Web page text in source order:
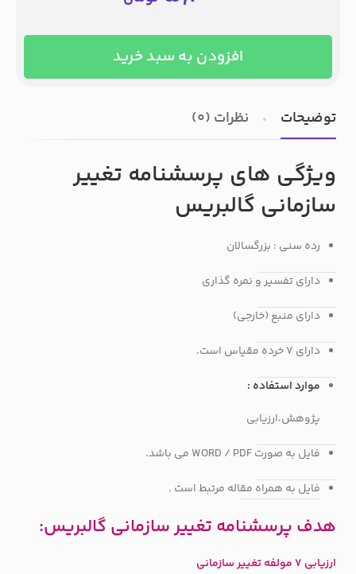
افزودن به سبد خرید
توضیحات نظرات (0)
ویژگی های پرسشنامه تغییر
سازمانی گالبریس
رده سنی : بزرگسالان
دارای تفسیر و نمره گذاری
دارای منبع (خارجی)
دارای 7 خرده مقیاس است.
موارد استفاده :
پژوهش،ارزیابی
فایل به صورت WORD / PDF می باشد.
فایل به همراه مقاله مرتبط است .
هدف پرسشنامه تغییر سازمانی گالبریس:
ارزیابی 7 مولفه تغییر سازمانی